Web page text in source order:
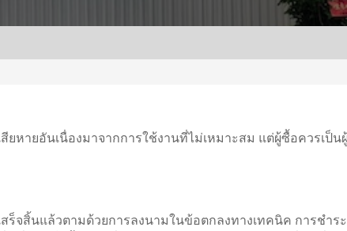
หายอันเนื่องมาจากการใช้งานที่ไม่เหมาะสม แต่ผู้ซื้อควรเป็
จสิ้นแล้วตามด้วยการลงนามในข้อตกลงทางเทคนิค การชำระ